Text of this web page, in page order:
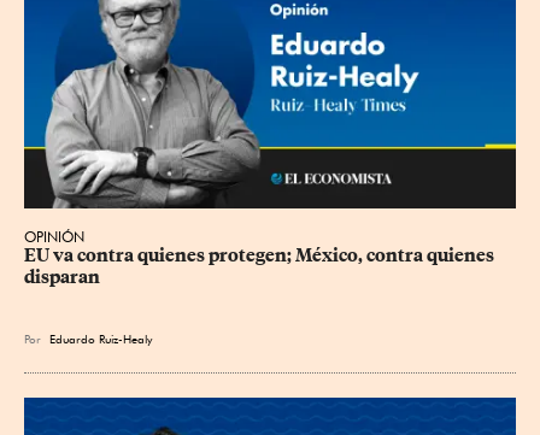
OPINIÓN
EU va contra quienes protegen; México, contra quienes
disparan
Por Eduardo Ruiz-Healy